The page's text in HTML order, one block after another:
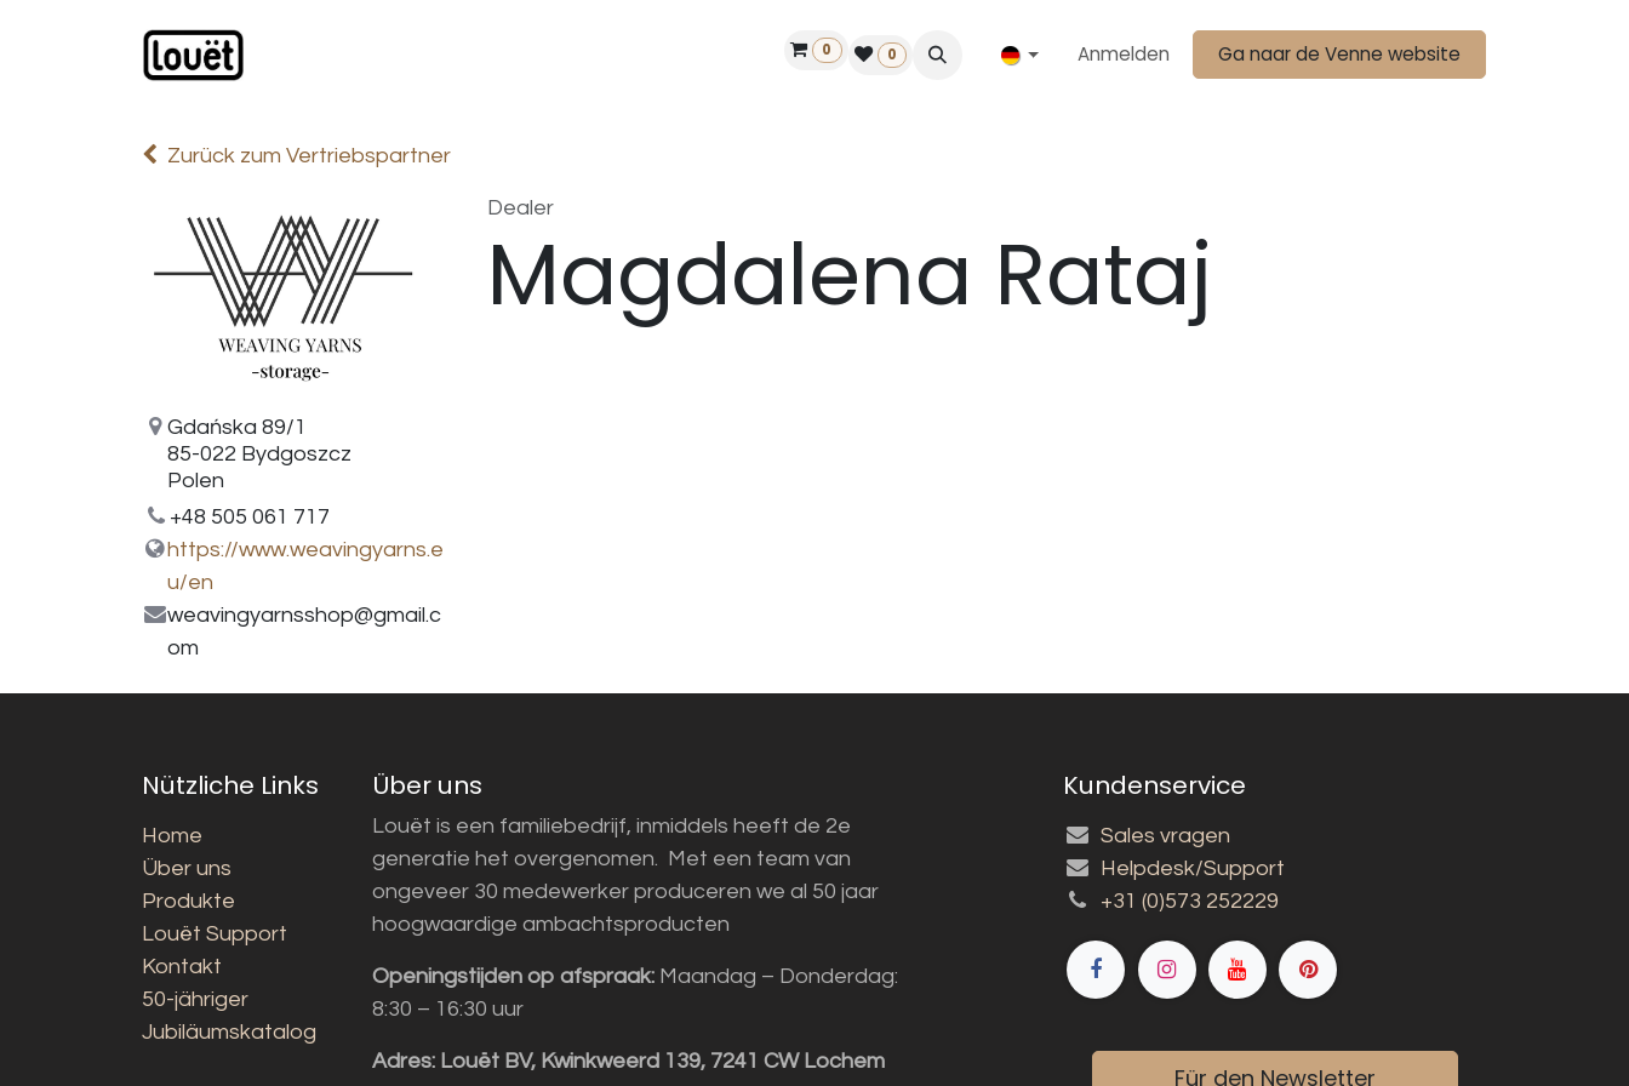
Finde einen Händler
0 0 Anmelden Ga naar de Venne website
Zurück zum Vertriebspartner
Gdańska 89/1
85-022 Bydgoszcz
Polen
+48 505 061 717
https://www.weavingyarns.e
u/en
weavingyarnsshop@gmail.c
om
Dealer
Magdalena Rataj
Nützliche Links
Home
Über uns
Produkte
Louët Support
Kontakt
50-jähriger
Jubiläumskatalog
Über uns
Louët is een familiebedrijf, inmiddels heeft de 2e
generatie het overgenomen. Met een team van
ongeveer 30 medewerker produceren we al 50 jaar
hoogwaardige ambachtsproducten
Openingstijden op afspraak: Maandag – Donderdag:
8:30 – 16:30 uur
Adres: Louët BV, Kwinkweerd 139, 7241 CW Lochem
Kundenservice
Sales vragen
Helpdesk/Support
+31 (0)573 252229
Für den Newsletter